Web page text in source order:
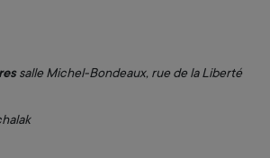
salle Michel-Bondeaux, rue de la Liberté